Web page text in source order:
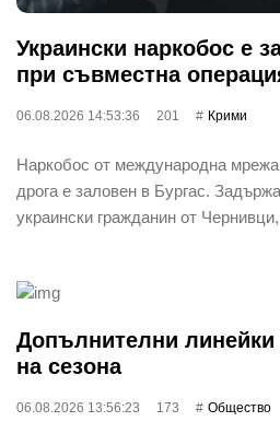
Украински наркобос е
при съвместна
06.08.2026 14:53:36 201 Крими
Наркобос от международна
дрога е заловен в Бургас.
украински гражданин от
Допълнителни
на сезона
06.08.2026 13:56:23 173 Общество